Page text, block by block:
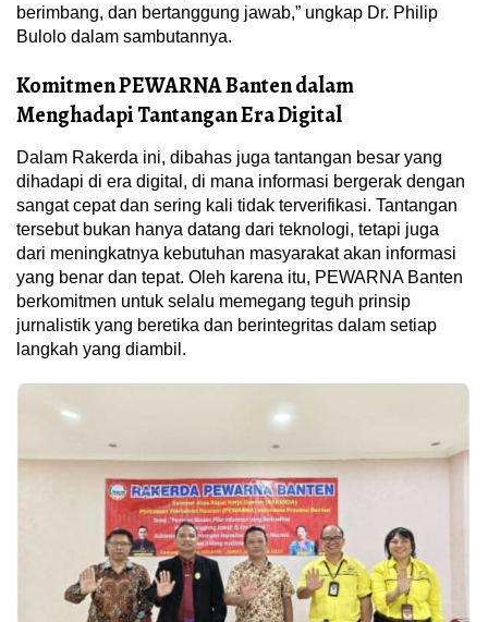
berimbang, dan bertanggung jawab,” ungkap Dr. Philip
Bulolo dalam sambutannya.
Komitmen PEWARNA Banten dalam
Menghadapi Tantangan Era Digital
Dalam Rakerda ini, dibahas juga tantangan besar yang
dihadapi di era digital, di mana informasi bergerak dengan
sangat cepat dan sering kali tidak terverifikasi. Tantangan
tersebut bukan hanya datang dari teknologi, tetapi juga
dari meningkatnya kebutuhan masyarakat akan informasi
yang benar dan tepat. Oleh karena itu, PEWARNA Banten
berkomitmen untuk selalu memegang teguh prinsip
jurnalistik yang beretika dan berintegritas dalam setiap
langkah yang diambil.